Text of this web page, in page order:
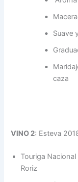
Suave
caza​
VINO 2: Esteva
Touriga
Roriz ​